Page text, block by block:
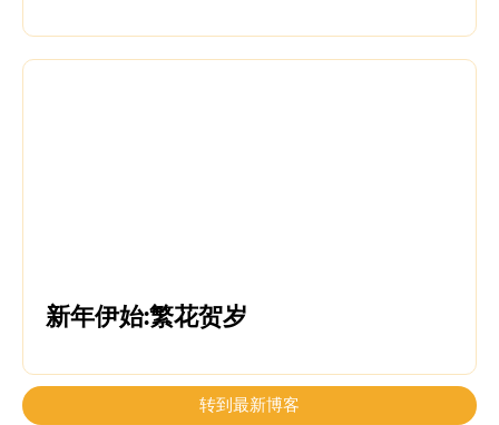
新年伊始:繁花贺岁
转到最新博客